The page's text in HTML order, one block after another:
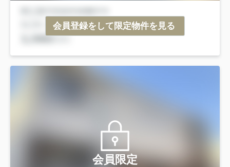
会員登録をして限定物件を見る
会員限定